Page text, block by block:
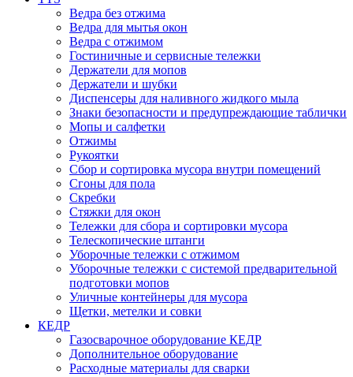
Ведра без отжима
Ведра для мытья окон
Ведра с отжимом
Гостиничные и сервисные тележки
Держатели для мопов
Держатели и шубки
Диспенсеры для наливного жидкого мыла
Знаки безопасности и предупреждающие таблички
Мопы и салфетки
Отжимы
Рукоятки
Сбор и сортировка мусора внутри помещений
Сгоны для пола
Скребки
Стяжки для окон
Тележки для сбора и сортировки мусора
Телескопические штанги
Уборочные тележки с отжимом
Уборочные тележки с системой предварительной
подготовки мопов
Уличные контейнеры для мусора
Щетки, метелки и совки
КЕДР
Газосварочное оборудование КЕДР
Дополнительное оборудование
Расходные материалы для сварки